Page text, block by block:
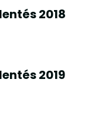
2018
2019